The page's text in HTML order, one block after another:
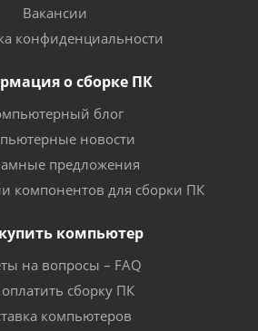
Вакансии
конфиденциальности
о сборке ПК
блог
новости
предложения
компонентов для сборки ПК
компьютер
на вопросы – FAQ
сборку ПК
компьютеров